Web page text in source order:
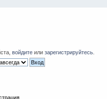
войдите илизарегистрируйтесь